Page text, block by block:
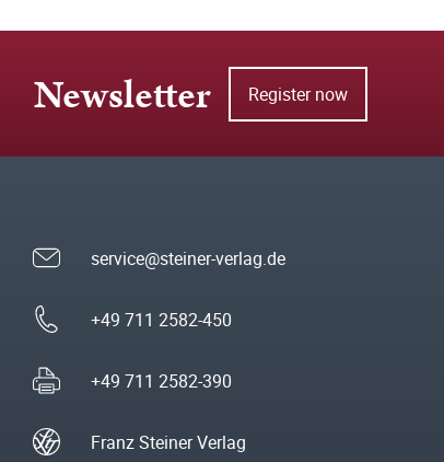
Newsletter Register now
service@steiner-verlag.de
+49 711 2582-450
+49 711 2582-390
Franz Steiner Verlag